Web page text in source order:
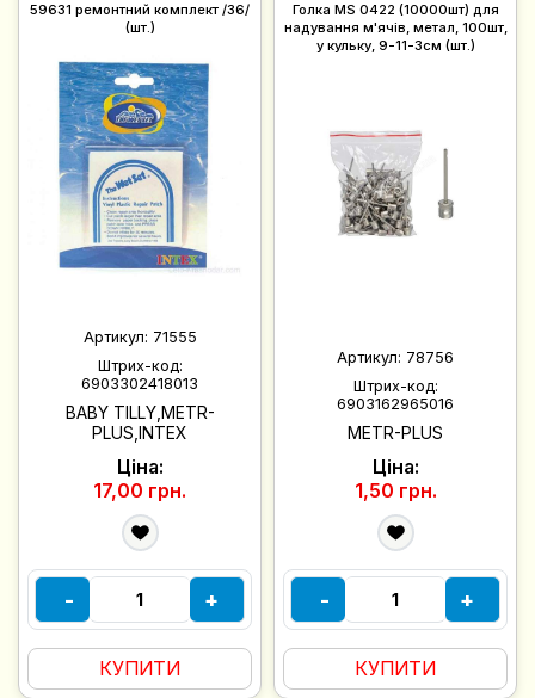
59631 ремонтний комплект /36/
(шт.)
Артикул: 71555
Штрих-код:
6903302418013
BABY TILLY,METR-
PLUS,INTEX
Ціна:
17,00 грн.
- +
КУПИТИ
Голка MS 0422 (10000шт) для
надування м'ячів, метал, 100шт,
у кульку, 9-11-3см (шт.)
Артикул: 78756
Штрих-код:
6903162965016
METR-PLUS
Ціна:
1,50 грн.
- +
КУПИТИ